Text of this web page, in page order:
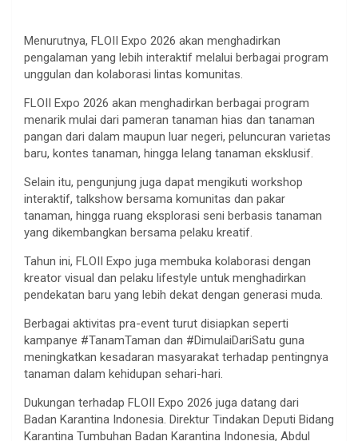
Menurutnya, FLOII Expo 2026 akan menghadirkan
pengalaman yang lebih interaktif melalui berbagai program
unggulan dan kolaborasi lintas komunitas.
FLOII Expo 2026 akan menghadirkan berbagai program
menarik mulai dari pameran tanaman hias dan tanaman
pangan dari dalam maupun luar negeri, peluncuran varietas
baru, kontes tanaman, hingga lelang tanaman eksklusif.
Selain itu, pengunjung juga dapat mengikuti workshop
interaktif, talkshow bersama komunitas dan pakar
tanaman, hingga ruang eksplorasi seni berbasis tanaman
yang dikembangkan bersama pelaku kreatif.
Tahun ini, FLOII Expo juga membuka kolaborasi dengan
kreator visual dan pelaku lifestyle untuk menghadirkan
pendekatan baru yang lebih dekat dengan generasi muda.
Berbagai aktivitas pra-event turut disiapkan seperti
kampanye #TanamTaman dan #DimulaiDariSatu guna
meningkatkan kesadaran masyarakat terhadap pentingnya
tanaman dalam kehidupan sehari-hari.
Dukungan terhadap FLOII Expo 2026 juga datang dari
Badan Karantina Indonesia. Direktur Tindakan Deputi Bidang
Karantina Tumbuhan Badan Karantina Indonesia, Abdul